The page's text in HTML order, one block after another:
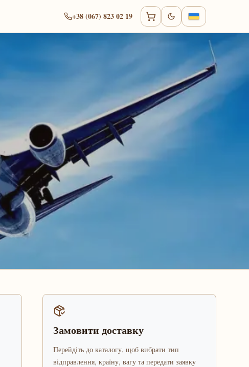
+38 (067) 823 02 19
Замовити доставку
Перейдіть до каталогу, щоб вибрати тип
відправлення, країну, вагу та передати заявку